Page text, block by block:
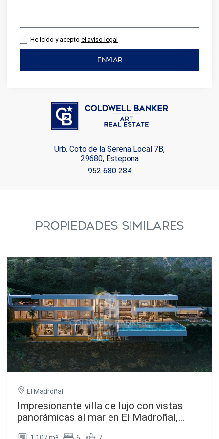
He leído y acepto el aviso legal
ENVIAR
Urb. Coto de la Serena Local 7B,
29680, Estepona
952 680 284
PROPIEDADES SIMILARES
El Madroñal
Impresionante villa de lujo con vistas
panorámicas al mar en El Madroñal,